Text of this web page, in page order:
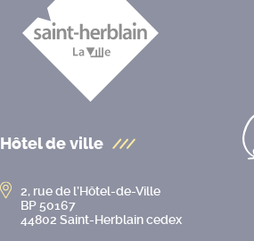
Hôtel de ville
2, rue de l’Hôtel-de-Ville
BP 50167
44802 Saint-Herblain cedex